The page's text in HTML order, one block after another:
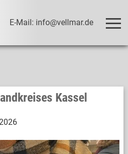
E-Mail: info@vellmar.de
Kassel